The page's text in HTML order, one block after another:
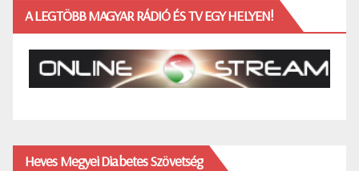
A LEGTÖBB MAGYAR RÁDIÓ ÉS TV EGY HELYEN!
Heves Megyei Diabetes Szövetség